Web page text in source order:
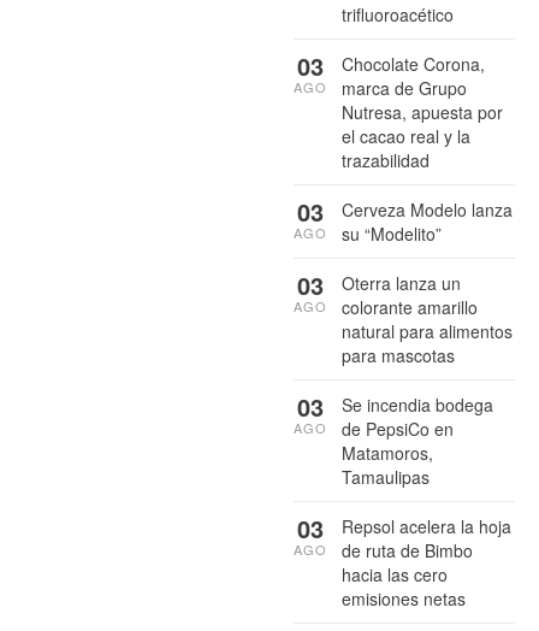
trifluoroacético
Chocolate Corona,
marca de Grupo
Nutresa, apuesta por
el cacao real y la
trazabilidad
03
AGO
Cerveza Modelo lanza
su “Modelito”
03
AGO
Oterra lanza un
colorante amarillo
natural para alimentos
para mascotas
03
AGO
Se incendia bodega
de PepsiCo en
Matamoros,
Tamaulipas
03
AGO
Repsol acelera la hoja
de ruta de Bimbo
hacia las cero
emisiones netas
03
AGO